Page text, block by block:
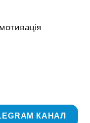
КАНАЛ